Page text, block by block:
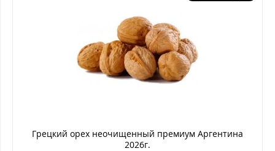
Грецкий орех неочищенный премиум Аргентина
2026г.